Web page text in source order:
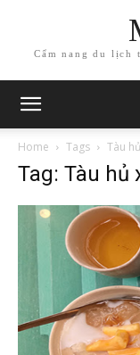
Cẩm nang du lịch
Home Tags Tàu
Tag: Tàu hủ